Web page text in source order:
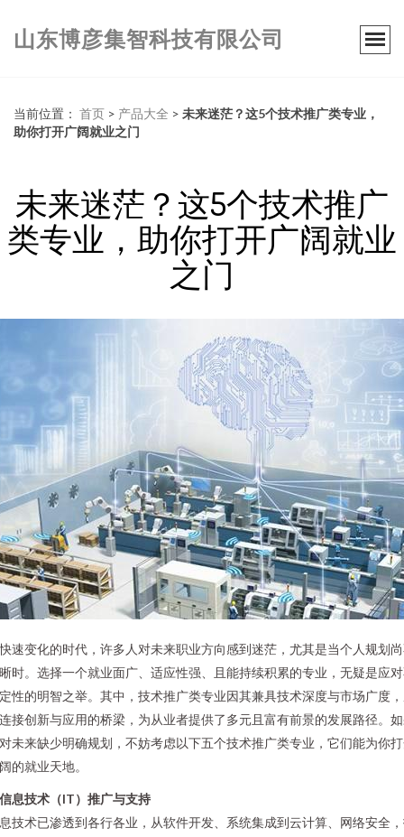
山东博彦集智科技有限公司
当前位置： 首页 > 产品大全 > 未来迷茫？这5个技术推广类专业，
助你打开广阔就业之门
未来迷茫？这5个技术推广
类专业，助你打开广阔就业
之门
速变化的时代，许多人对未来职业方向感到迷茫，尤其是当个人规划
时。选择一个就业面广、适应性强、且能持续积累的专业，无疑是应
性的明智之举。其中，技术推广类专业因其兼具技术深度与市场广度
接创新与应用的桥梁，为从业者提供了多元且富有前景的发展路径。
未来缺少明确规划，不妨考虑以下五个技术推广类专业，它们能为你
的就业天地。
息技术（IT）推广与支持
技术已渗透到各行各业，从软件开发、系统集成到云计算、网络安全